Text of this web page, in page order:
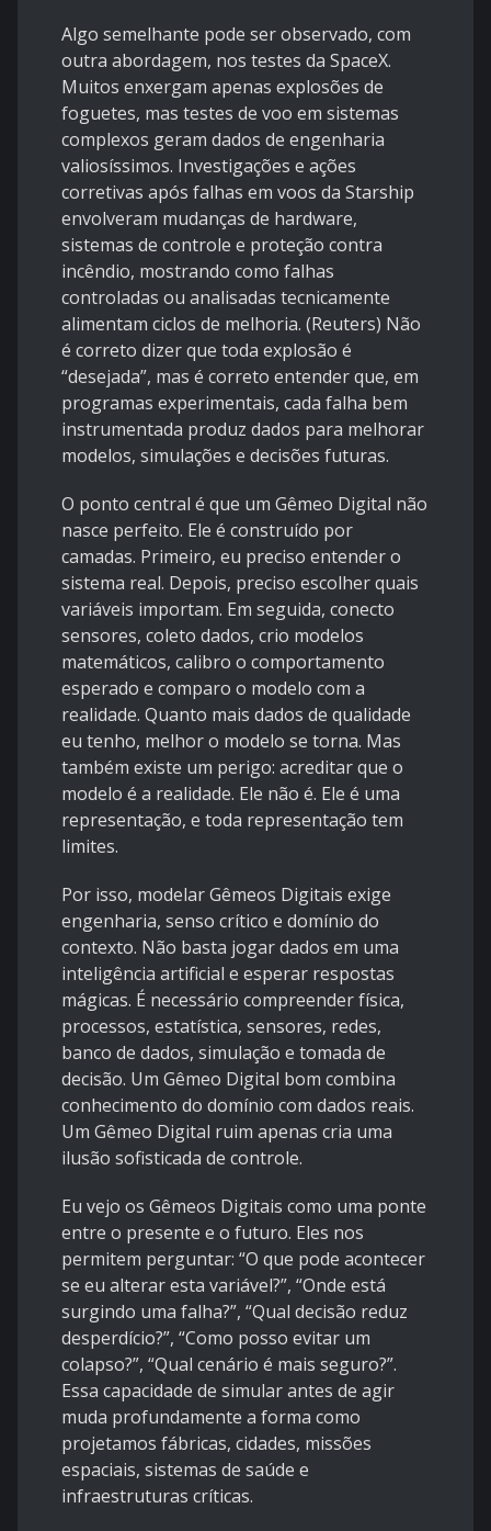
Algo semelhante pode ser observado, com
outra abordagem, nos testes da SpaceX.
Muitos enxergam apenas explosões de
foguetes, mas testes de voo em sistemas
complexos geram dados de engenharia
valiosíssimos. Investigações e ações
corretivas após falhas em voos da Starship
envolveram mudanças de hardware,
sistemas de controle e proteção contra
incêndio, mostrando como falhas
controladas ou analisadas tecnicamente
alimentam ciclos de melhoria. (Reuters) Não
é correto dizer que toda explosão é
“desejada”, mas é correto entender que, em
programas experimentais, cada falha bem
instrumentada produz dados para melhorar
modelos, simulações e decisões futuras.
O ponto central é que um Gêmeo Digital não
nasce perfeito. Ele é construído por
camadas. Primeiro, eu preciso entender o
sistema real. Depois, preciso escolher quais
variáveis importam. Em seguida, conecto
sensores, coleto dados, crio modelos
matemáticos, calibro o comportamento
esperado e comparo o modelo com a
realidade. Quanto mais dados de qualidade
eu tenho, melhor o modelo se torna. Mas
também existe um perigo: acreditar que o
modelo é a realidade. Ele não é. Ele é uma
representação, e toda representação tem
limites.
Por isso, modelar Gêmeos Digitais exige
engenharia, senso crítico e domínio do
contexto. Não basta jogar dados em uma
inteligência artificial e esperar respostas
mágicas. É necessário compreender física,
processos, estatística, sensores, redes,
banco de dados, simulação e tomada de
decisão. Um Gêmeo Digital bom combina
conhecimento do domínio com dados reais.
Um Gêmeo Digital ruim apenas cria uma
ilusão sofisticada de controle.
Eu vejo os Gêmeos Digitais como uma ponte
entre o presente e o futuro. Eles nos
permitem perguntar: “O que pode acontecer
se eu alterar esta variável?”, “Onde está
surgindo uma falha?”, “Qual decisão reduz
desperdício?”, “Como posso evitar um
colapso?”, “Qual cenário é mais seguro?”.
Essa capacidade de simular antes de agir
muda profundamente a forma como
projetamos fábricas, cidades, missões
espaciais, sistemas de saúde e
infraestruturas críticas.